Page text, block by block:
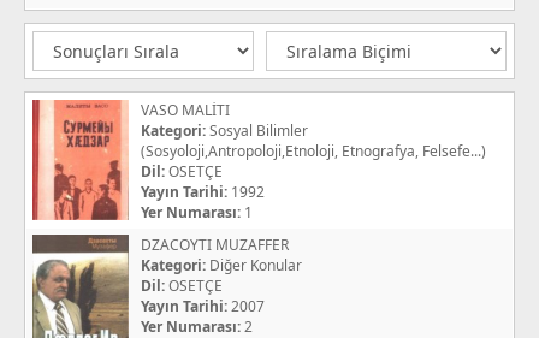
VASO MALİTI
Kategori:Sosyal Bilimler
(Sosyoloji,Antropoloji,Etnoloji, Etnografya, Felsefe...)
Dil:OSETÇE
Yayın Tarihi: 1992
Yer Numarası: 1
DZACOYTI MUZAFFER
Kategori: Diğer Konular
Dil:OSETÇE
Yayın Tarihi:2007
Yer Numarası:2